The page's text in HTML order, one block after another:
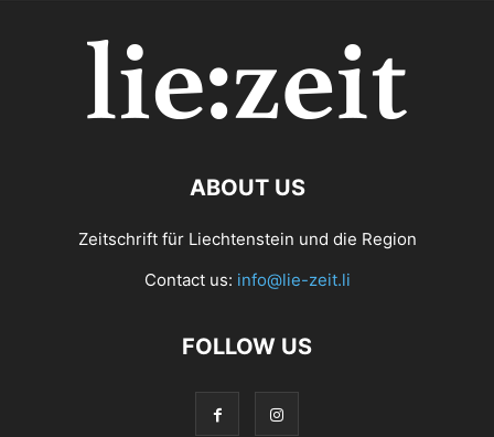
ABOUT US
Zeitschrift für Liechtenstein und die Region
Contact us: info@lie-zeit.li
FOLLOW US